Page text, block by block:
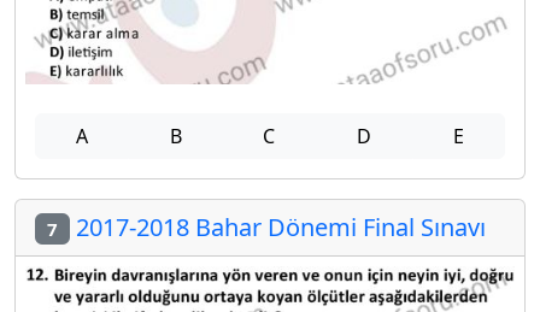
A B C D E
7 2017-2018 Bahar Dönemi Final Sınavı